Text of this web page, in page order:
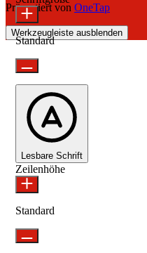
Präsentiert von OneTap
Werkzeugleiste ausblenden
Standard
Lesbare Schrift
Zeilenhöhe
Standard